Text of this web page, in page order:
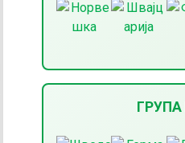
r